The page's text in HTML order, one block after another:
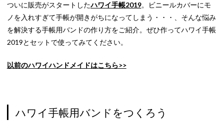
ついに販売がスタートしたハワイ手帳2019。ビニールカバーにモ
ノを入れすぎて手帳が開きがちになってしまう・・・、そんな悩み
を解決する手帳用バンドの作り方をご紹介。ぜひ作ってハワイ手帳
2019とセットで使ってみてください。
以前のハワイハンドメイドはこちら>>
ハワイ手帳用バンドをつくろう